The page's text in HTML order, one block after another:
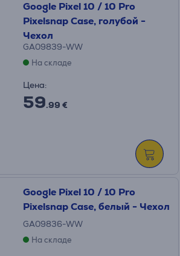
Google Pixel 10 / 10 Pro
Pixelsnap Case, голубой -
Чехол
GA09839-WW
На складе
Цена:
59.99 €
Google Pixel 10 / 10 Pro
Pixelsnap Case, белый - Чехол
GA09836-WW
На складе